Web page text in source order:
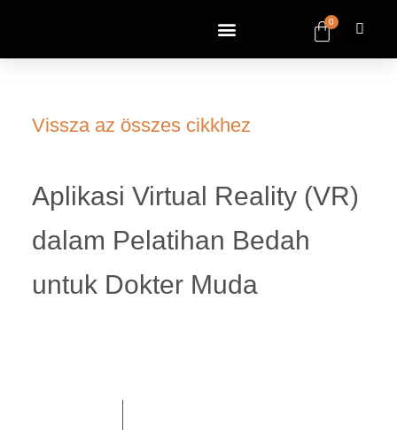
0
Vissza az összes cikkhez
Aplikasi Virtual Reality (VR)
dalam Pelatihan Bedah
untuk Dokter Muda